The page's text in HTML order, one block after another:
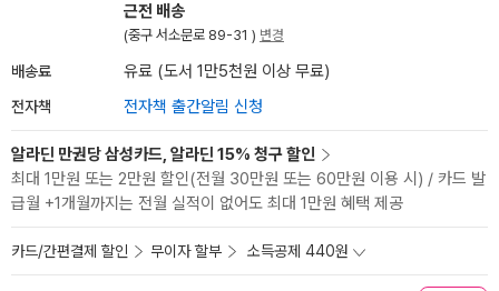
근전 배송
(중구 서소문로 89-31 ) 변경
배송료 유료 (도서 1만5천원 이상 무료)
전자책 전자책 출간알림 신청
알라딘 만권당 삼성카드, 알라딘 15% 청구 할인
최대 1만원 또는 2만원 할인(전월 30만원 또는 60만원 이용 시) / 카드 발
급월 +1개월까지는 전월 실적이 없어도 최대 1만원 혜택 제공
카드/간편결제 할인 무이자 할부 소득공제 440원